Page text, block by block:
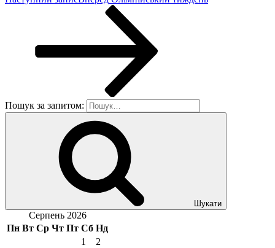
Пошук за запитом:
Шукати
Серпень 2026
Пн Вт Ср Чт Пт Сб Нд
1
2